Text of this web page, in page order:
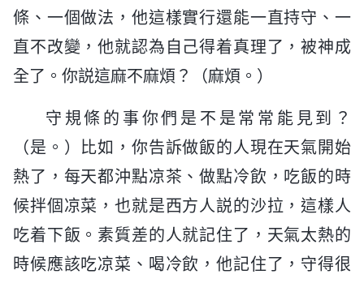
條、一個做法，他這樣實行還能一直持守、一
直不改變，他就認為自己得着真理了，被神成
全了。你説這麻不麻煩？（麻煩。）
守規條的事你們是不是常常能見到？
（是。）比如，你告訴做飯的人現在天氣開始
熱了，每天都沖點凉茶、做點冷飲，吃飯的時
候拌個凉菜，也就是西方人説的沙拉，這樣人
吃着下飯。素質差的人就記住了，天氣太熱的
時候應該吃凉菜、喝冷飲，他記住了，守得很